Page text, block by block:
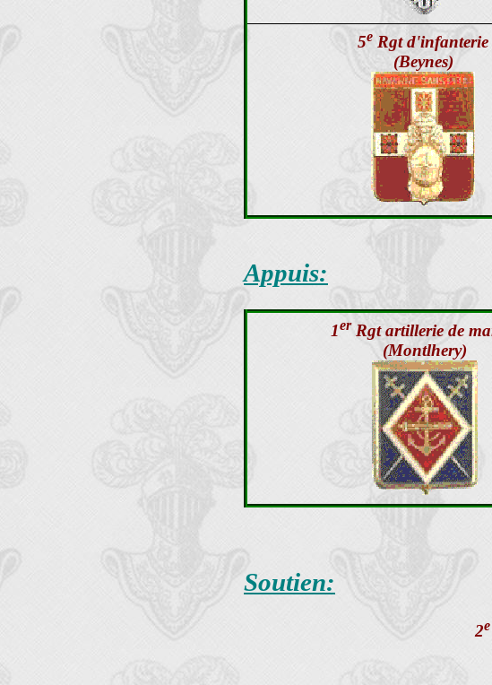
5e Rgt d'infanterie
(Beynes)
Appuis:
1erRgt artillerie de
(Montlhery)
Soutien:
2e